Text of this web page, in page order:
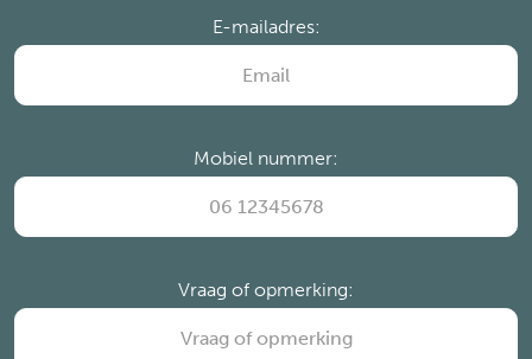
E-mailadres:
Mobiel nummer:
Vraag of opmerking: